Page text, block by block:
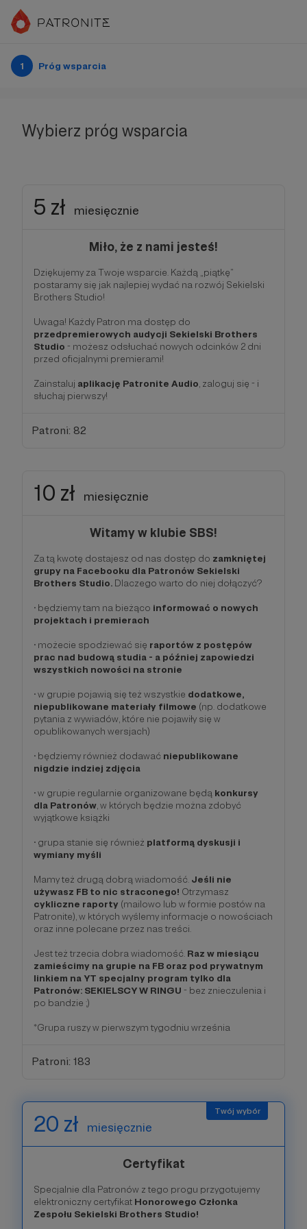
1 Próg wsparcia
Wybierz próg wsparcia
5 zł miesięcznie
Miło, że z nami jesteś!
Dziękujemy za Twoje wsparcie. Każdą „piątkę”
postaramy się jak najlepiej wydać na rozwój Sekielski
Brothers Studio!
Uwaga! Każdy Patron ma dostęp do
przedpremierowych audycji Sekielski Brothers
Studio - możesz odsłuchać nowych odcinków 2 dni
przed oficjalnymi premierami!
Zainstaluj aplikację Patronite Audio , zaloguj się - i
słuchaj pierwszy!
Patroni: 82
10 zł miesięcznie
Witamy w klubie SBS!
Za tą kwotę dostajesz od nas dostęp do zamkniętej
grupy na Facebooku dla Patronów Sekielski
Brothers Studio. Dlaczego warto do niej dołączyć?
• będziemy tam na bieżąco informować o nowych
projektach i premierach
• możecie spodziewać się raportów z postępów
prac nad budową studia - a później zapowiedzi
wszystkich nowości na stronie
• w grupie pojawią się też wszystkie dodatkowe,
niepublikowane materiały filmowe (np. dodatkowe
pytania z wywiadów, które nie pojawiły się w
opublikowanych wersjach)
• będziemy również dodawać niepublikowane
nigdzie indziej zdjęcia
• w grupie regularnie organizowane będą konkursy
dla Patronów , w których będzie można zdobyć
wyjątkowe książki
• grupa stanie się również platformą dyskusji i
wymiany myśli
Mamy też drugą dobrą wiadomość. Jeśli nie
używasz FB to nic straconego! Otrzymasz
cykliczne raporty (mailowo lub w formie postów na
Patronite), w których wyślemy informacje o nowościach
oraz inne polecane przez nas treści.
Jest też trzecia dobra wiadomość. Raz w miesiącu
zamieścimy na grupie na FB oraz pod prywatnym
linkiem na YT specjalny program tylko dla
Patronów: SEKIELSCY W RINGU - bez znieczulenia i
po bandzie ;)
*Grupa ruszy w pierwszym tygodniu września
Patroni: 183
20 zł miesięcznie
Certyfikat
Specjalnie dla Patronów z tego progu przygotujemy
elektroniczny certyfikat Honorowego Członka
Zespołu Sekielski Brothers Studio!